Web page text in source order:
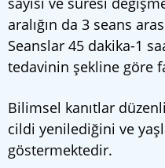
aralığın da 3 seans
Seanslar 45 dakika-1
tedavinin şekline göre
Bilimsel kanıtlar
cildi yenilediğini ve
göstermektedir.